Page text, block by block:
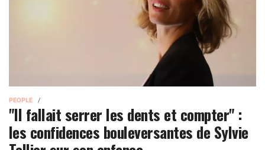
PEOPLE
"Il fallait serrer les dents et compter" :
les confidences bouleversantes de Sylvie